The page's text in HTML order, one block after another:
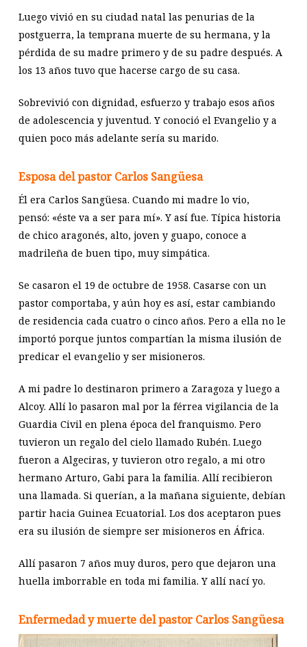
Luego vivió en su ciudad natal las penurias de la
postguerra, la temprana muerte de su hermana, y la
pérdida de su madre primero y de su padre después. A
los 13 años tuvo que hacerse cargo de su casa.
Sobrevivió con dignidad, esfuerzo y trabajo esos años
de adolescencia y juventud. Y conoció el Evangelio y a
quien poco más adelante sería su marido.
Esposa del pastor Carlos Sangüesa
Él era Carlos Sangüesa. Cuando mi madre lo vio,
pensó: «éste va a ser para mí». Y así fue. Típica historia
de chico aragonés, alto, joven y guapo, conoce a
madrileña de buen tipo, muy simpática.
Se casaron el 19 de octubre de 1958. Casarse con un
pastor comportaba, y aún hoy es así, estar cambiando
de residencia cada cuatro o cinco años. Pero a ella no le
importó porque juntos compartían la misma ilusión de
predicar el evangelio y ser misioneros.
A mi padre lo destinaron primero a Zaragoza y luego a
Alcoy. Allí lo pasaron mal por la férrea vigilancia de la
Guardia Civil en plena época del franquismo. Pero
tuvieron un regalo del cielo llamado Rubén. Luego
fueron a Algeciras, y tuvieron otro regalo, a mi otro
hermano Arturo, Gabi para la familia. Allí recibieron
una llamada. Si querían, a la mañana siguiente, debían
partir hacia Guinea Ecuatorial. Los dos aceptaron pues
era su ilusión de siempre ser misioneros en África.
Allí pasaron 7 años muy duros, pero que dejaron una
huella imborrable en toda mi familia. Y allí nací yo.
Enfermedad y muerte del pastor Carlos Sangüesa